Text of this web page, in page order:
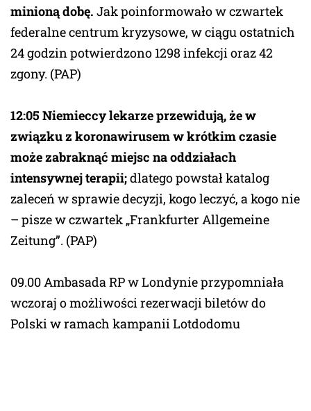
minioną dobę. Jak poinformowało w czwartek
federalne centrum kryzysowe, w ciągu ostatnich
24 godzin potwierdzono 1298 infekcji oraz 42
zgony. (PAP)
12:05 Niemieccy lekarze przewidują, że w
związku z koronawirusem w krótkim czasie
może zabraknąć miejsc na oddziałach
intensywnej terapii;dlatego powstał katalog
zaleceń w sprawie decyzji, kogo leczyć, a kogo nie
– pisze w czwartek „Frankfurter Allgemeine
Zeitung”. (PAP)
09.00 Ambasada RP w Londynie przypomniała
wczoraj o możliwości rezerwacji biletów do
Polski w ramach kampanii Lotdodomu